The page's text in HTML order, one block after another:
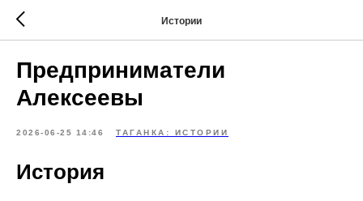
Истории
Предприниматели
Алексеевы
2026-06-25 14:46 ТАГАНКА: ИСТОРИИ
История